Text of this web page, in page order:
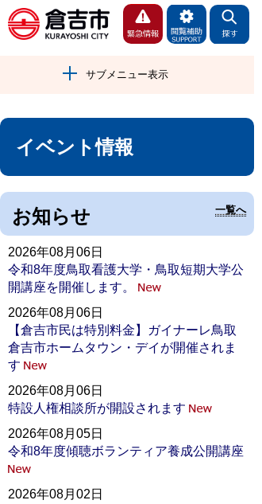
サブメニュー表示
イベント情報
お知らせ 一覧へ
2026年08月06日
令和8年度鳥取看護大学・鳥取短期大学公
開講座を開催します。
2026年08月06日
【倉吉市民は特別料金】ガイナーレ鳥取
倉吉市ホームタウン・デイが開催されま
す
2026年08月06日
特設人権相談所が開設されます
2026年08月05日
令和8年度傾聴ボランティア養成公開講座
2026年08月02日